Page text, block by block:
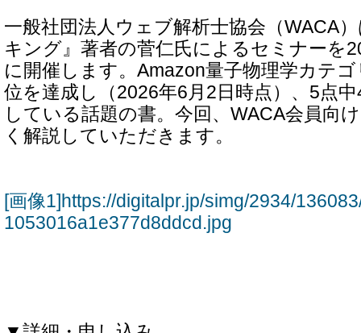
一般社団法人ウェブ解析士協会（WACA
キング』著者の菅仁氏によるセミナーを
に開催します。Amazon量子物理学カテ
位を達成し（2026年6月2日時点）、5点
している話題の書。今回、WACA会員向
く解説していただきます。
[画像1]https://digitalpr.jp/simg/2934/
1053016a1e377d8ddcd.jpg